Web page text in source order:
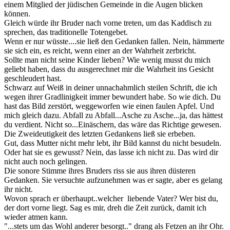
einem Mitglied der jüdischen Gemeinde in die Augen blicken
können.
Gleich würde ihr Bruder nach vorne treten, um das Kaddisch zu
sprechen, das traditionelle Totengebet.
Wenn er nur wüsste....sie ließ den Gedanken fallen. Nein, hämmerte
sie sich ein, es reicht, wenn einer an der Wahrheit zerbricht.
Sollte man nicht seine Kinder lieben? Wie wenig musst du mich
geliebt haben, dass du ausgerechnet mir die Wahrheit ins Gesicht
geschleudert hast.
Schwarz auf Weiß in deiner unnachahmlich steilen Schrift, die ich
wegen ihrer Gradlinigkeit immer bewundert habe. So wie dich. Du
hast das Bild zerstört, weggeworfen wie einen faulen Apfel. Und
mich gleich dazu. Abfall zu Abfall...Asche zu Asche...ja, das hättest
du verdient. Nicht so...Einäschern, das wäre das Richtige gewesen.
Die Zweideutigkeit des letzten Gedankens ließ sie erbeben.
Gut, dass Mutter nicht mehr lebt, ihr Bild kannst du nicht besudeln.
Oder hat sie es gewusst? Nein, das lasse ich nicht zu. Das wird dir
nicht auch noch gelingen.
Die sonore Stimme ihres Bruders riss sie aus ihren düsteren
Gedanken. Sie versuchte aufzunehmen was er sagte, aber es gelang
ihr nicht.
Wovon sprach er überhaupt..welcher liebende Vater? Wer bist du,
der dort vorne liegt. Sag es mir, dreh die Zeit zurück, damit ich
wieder atmen kann.
"...stets um das Wohl anderer besorgt.." drang als Fetzen an ihr Ohr.